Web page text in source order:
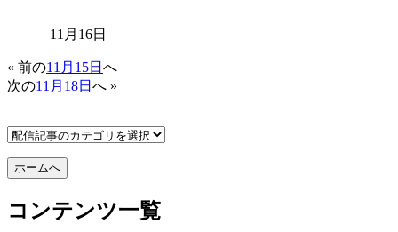
11月16日
« 前の11月15日 へ
次の11月18日 へ »
コンテンツ一覧